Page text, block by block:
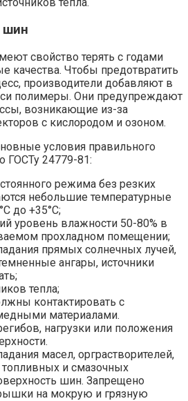
шин
свойство терять с годами
качества. Чтобы предотвратить
производители добавляют в
полимеры. Они предупреждают
возникающие из-за
с кислородом и озоном.
условия правильного
ГОСТу 24779-81:
режима без резких
небольшие температурные
до +35°С;
уровень влажности 50-80% в
прохладном помещении;
прямых солнечных лучей,
ангары, источники
тепла;
контактировать с
материалами.
нагрузки или положения
масел, орграстворителей,
топливных и смазочных
шин. Запрещено
на мокрую и грязную